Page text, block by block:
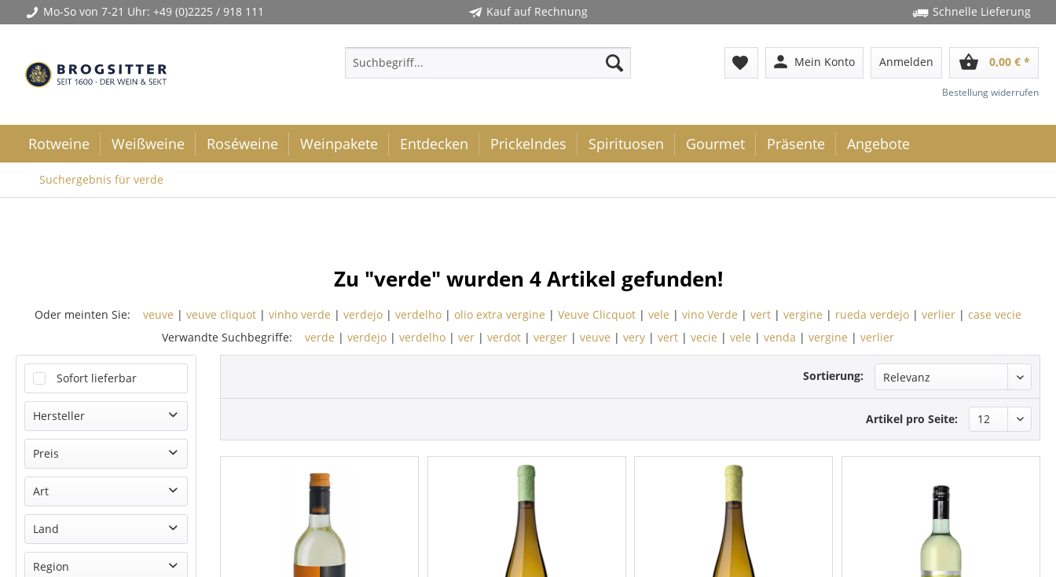
Mo-So von 7-21 Uhr: +49 (0)2225 / 918 111 Kauf auf Rechnung Schnelle Lieferung
favorite person Mein Konto Anmelden shopping_basket 0,00 € *
Bestellung widerrufen
Rotweine Weißweine Roséweine Weinpakete Entdecken Prickelndes Spirituosen Gourmet Präsente Angebote
Suchergebnis für verde
Zu "verde" wurden 4Artikel gefunden!
Oder meinten Sie: veuve | veuve cliquot | vinho verde | verdejo | verdelho | olio extra vergine | Veuve Clicquot | vele | vino Verde | vert | vergine | rueda verdejo | verlier | case vecie
Verwandte Suchbegriffe:
verde | verdejo | verdelho | ver | verdot | verger | veuve | very | vert | vecie | vele | venda | vergine | verlier
Sofort lieferbar
Hersteller
Anselmo Mendes
Palacio de Bornos
Preis
von7,99 €bis10,25 €
Art
Weißwein
Land
Portugal
Region
Sortierung:
Artikel pro Seite: